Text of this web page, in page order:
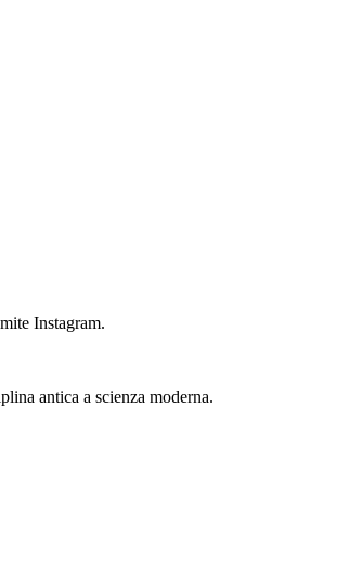
Instagram.
antica a scienza moderna.